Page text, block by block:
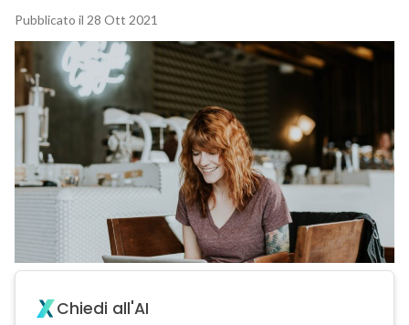
Pubblicato il 28 Ott 2021
Chiedi all'AI